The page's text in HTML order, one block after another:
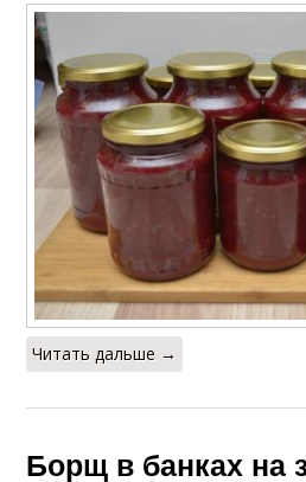
Читать дальше →
Борщ в банках на